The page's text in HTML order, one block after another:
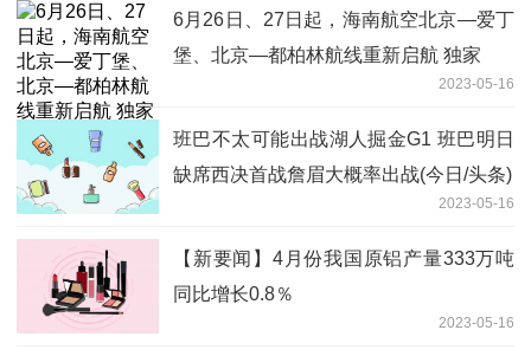
6月26日、27日起，海南航空北京—爱丁
堡、北京—都柏林航线重新启航 独家
2023-05-16
班巴不太可能出战湖人掘金G1 班巴明日
缺席西决首战詹眉大概率出战(今日/头条)
2023-05-16
【新要闻】4月份我国原铝产量333万吨
同比增长0.8％
2023-05-16